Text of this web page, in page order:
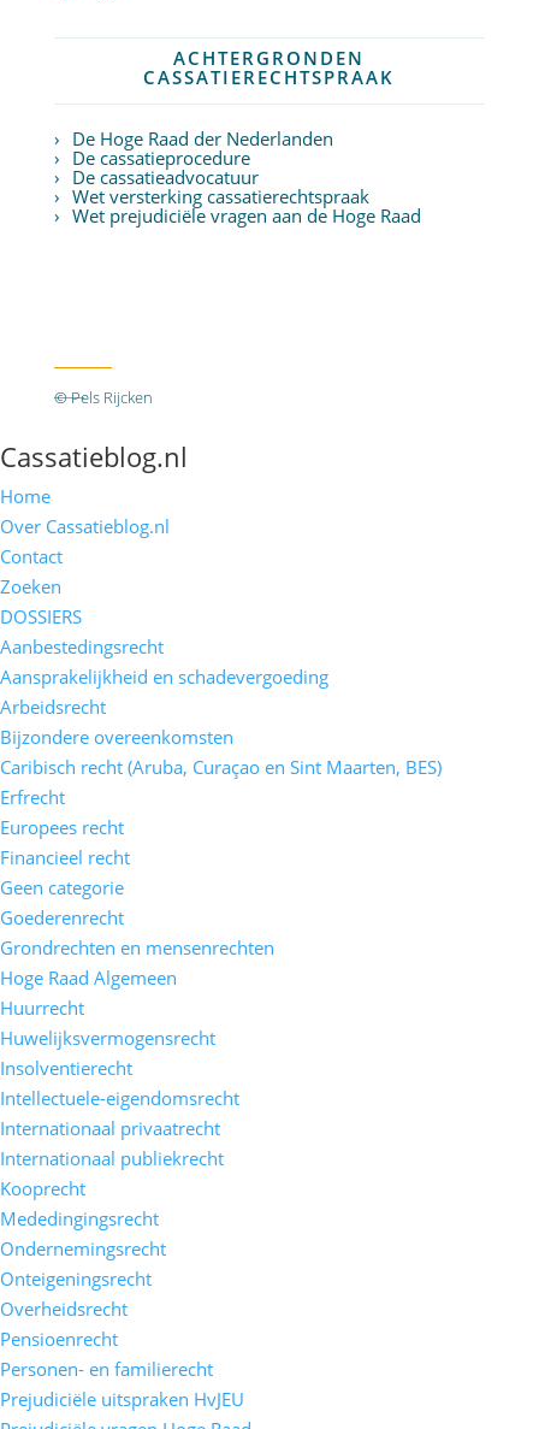
ACHTERGRONDEN
CASSATIERECHTSPRAAK
De Hoge Raad der Nederlanden
De cassatieprocedure
De cassatieadvocatuur
Wet versterking cassatierechtspraak
Wet prejudiciële vragen aan de Hoge Raad
© Pels Rijcken
Cassatieblog.nl
Home
Over Cassatieblog.nl
Contact
Zoeken
DOSSIERS
Aanbestedingsrecht
Aansprakelijkheid en schadevergoeding
Arbeidsrecht
Bijzondere overeenkomsten
Caribisch recht (Aruba, Curaçao en Sint Maarten, BES)
Erfrecht
Europees recht
Financieel recht
Geen categorie
Goederenrecht
Grondrechten en mensenrechten
Hoge Raad Algemeen
Huurrecht
Huwelijksvermogensrecht
Insolventierecht
Intellectuele-eigendomsrecht
Internationaal privaatrecht
Internationaal publiekrecht
Kooprecht
Mededingingsrecht
Ondernemingsrecht
Onteigeningsrecht
Overheidsrecht
Pensioenrecht
Personen- en familierecht
Prejudiciële uitspraken HvJEU